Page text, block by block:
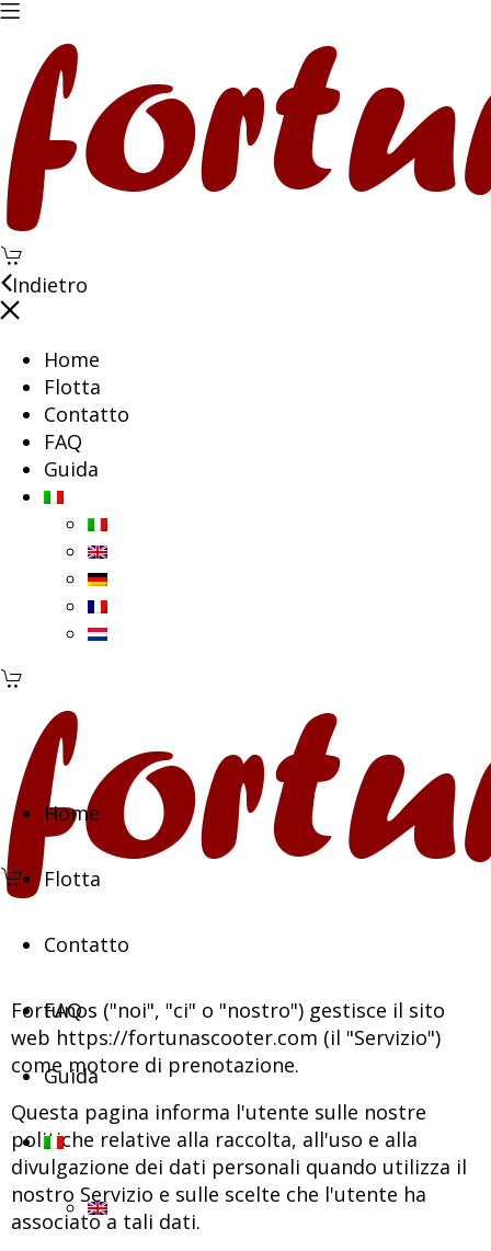
Indietro
Home
Flotta
Contatto
FAQ
Guida
Home
Flotta
Contatto
FAQ
Guida
Fortunos ("noi", "ci" o "nostro") gestisce il sito
web https://fortunascooter.com (il "Servizio")
come motore di prenotazione.
Questa pagina informa l'utente sulle nostre
politiche relative alla raccolta, all'uso e alla
divulgazione dei dati personali quando utilizza il
nostro Servizio e sulle scelte che l'utente ha
associato a tali dati.